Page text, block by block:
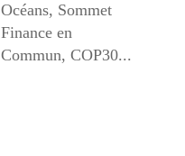
Océans, Sommet
Finance en
Commun, COP30...